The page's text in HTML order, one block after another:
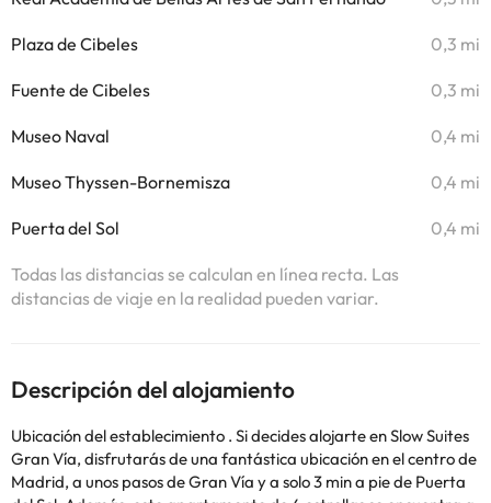
Plaza de Cibeles 0,3 mi
Fuente de Cibeles 0,3 mi
Museo Naval 0,4 mi
Museo Thyssen-Bornemisza 0,4 mi
Puerta del Sol 0,4 mi
Todas las distancias se calculan en línea recta. Las
distancias de viaje en la realidad pueden variar.
Descripción del alojamiento
Ubicación del establecimiento . Si decides alojarte en Slow Suites
Gran Vía, disfrutarás de una fantástica ubicación en el centro de
Madrid, a unos pasos de Gran Vía y a solo 3 min a pie de Puerta